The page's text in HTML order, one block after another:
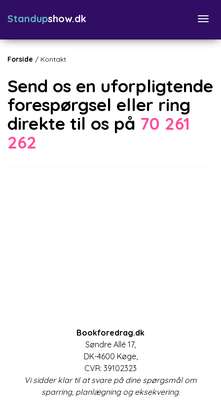
Standupshow.dk
Forside / Kontakt
Send os en uforpligtende
forespørgsel eller ring
direkte til os på 70 261
262
Bookforedrag.dk
Søndre Allé 17,
DK-4600 Køge,
CVR: 39102323
Vi sidder klar til at svare på dine spørgsmål om
sparring, planlægning og eksekvering.